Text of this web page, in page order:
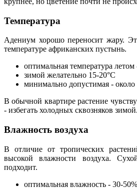
Температура
Адениум хорошо переносит жару.
температуре африканских пустынь.
оптимальная температура летом
зимой желательно 15-20°C
минимально допустимая - около
В обычной квартире растение
- избегать холодных сквозняков зимой.
Влажность воздуха
В отличие от тропических
высокой влажности воздуха.
подходит.
оптимальная влажность - 30-50%